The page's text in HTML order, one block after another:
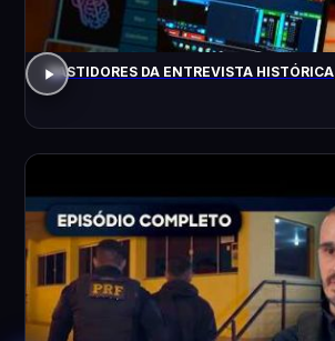
BASTIDORES DA ENTREVISTA HISTÓRICA